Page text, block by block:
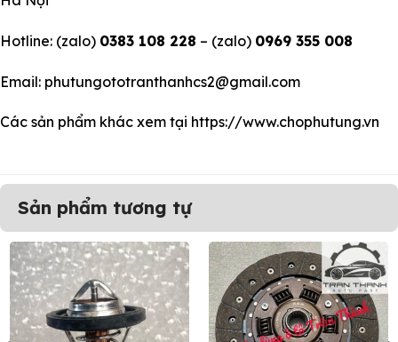
Hotline: (zalo) 0383 108 228 – (zalo) 0969 355 008
Email: phutungototranthanhcs2@gmail.com
Các sản phẩm khác xem tại https://www.chophutung.vn
Sản phẩm tương tự